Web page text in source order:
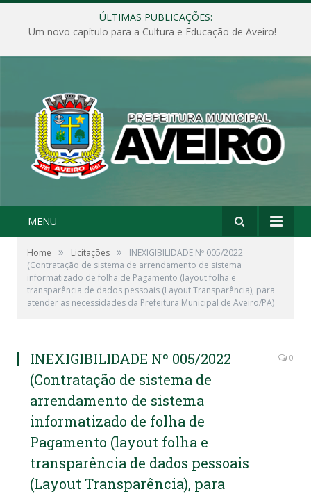
ÚLTIMAS PUBLICAÇÕES:
Um novo capítulo para a Cultura e Educação de Aveiro!
MENU
Home » Licitações »
INEXIGIBILIDADE Nº 005/2022
(Contratação de sistema de arrendamento de sistema
informatizado de folha de Pagamento (layout folha e
transparência de dados pessoais (Layout Transparência), para
atender as necessidades da Prefeitura Municipal de Aveiro/PA)
INEXIGIBILIDADE Nº 005/2022
(Contratação de sistema de
arrendamento de sistema
informatizado de folha de
Pagamento (layout folha e
transparência de dados pessoais
(Layout Transparência), para
0